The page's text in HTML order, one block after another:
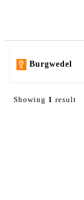
Burgwedel
Showing 1 result